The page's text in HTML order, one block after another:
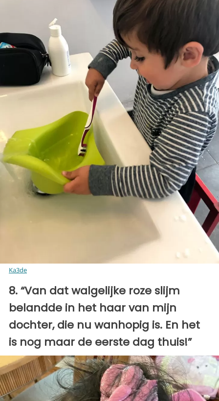
Ka3de
8. “Van dat walgelijke roze slijm
belandde in het haar van mijn
dochter, die nu wanhopig is. En het
is nog maar de eerste dag thuis!”